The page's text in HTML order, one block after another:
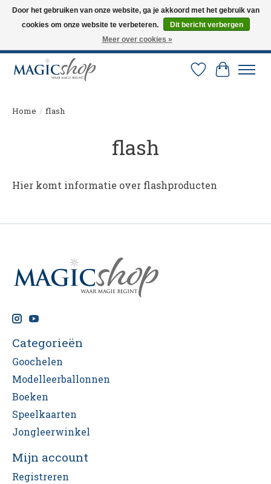
Altijd de nieuwste trucs op voorraad. Snelle verzending via PostNL en DHL.
Langskomen in onze winkel? Bel of mail om een afspraak te maken. 0251-
Verlanglijst
Home / flash
flash
Hier komt informatie over flashproducten
Categorieën
Goochelen
Modelleerballonnen
Boeken
Speelkaarten
Jongleerwinkel
Mijn account
Registreren
Door het gebruiken van onze website, ga je akkoord met het gebruik van
cookies om onze website te verbeteren.
Dit bericht verbergen
Meer over cookies »